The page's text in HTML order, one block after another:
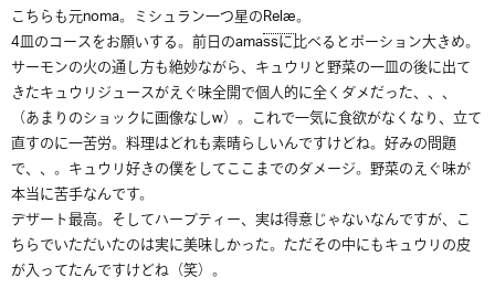
こちらも元noma。ミシュラン一つ星のRelæ。
4皿のコースをお願いする。前日のamassに比べるとポーション大きめ。
サーモンの火の通し方も絶妙ながら、キュウリと野菜の一皿の後に出て
きたキュウリジュースがえぐ味全開で個人的に全くダメだった、、、
（あまりのショックに画像なしw）。これで一気に食欲がなくなり、立て
直すのに一苦労。料理はどれも素晴らしいんですけどね。好みの問題
で、、。キュウリ好きの僕をしてここまでのダメージ。野菜のえぐ味が
本当に苦手なんです。
デザート最高。そしてハーブティー、実は得意じゃないなんですが、こ
ちらでいただいたのは実に美味しかった。ただその中にもキュウリの皮
が入ってたんですけどね（笑）。